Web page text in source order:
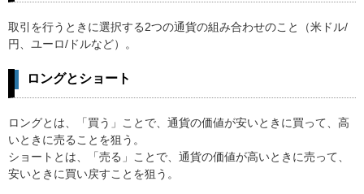
取引を行うときに選択する2つの通貨の組み合わせのこと（米ドル/
円、ユーロ/ドルなど）。
ロングとショート
ロングとは、「買う」ことで、通貨の価値が安いときに買って、高
いときに売ることを狙う。
ショートとは、「売る」ことで、通貨の価値が高いときに売って、
安いときに買い戻すことを狙う。